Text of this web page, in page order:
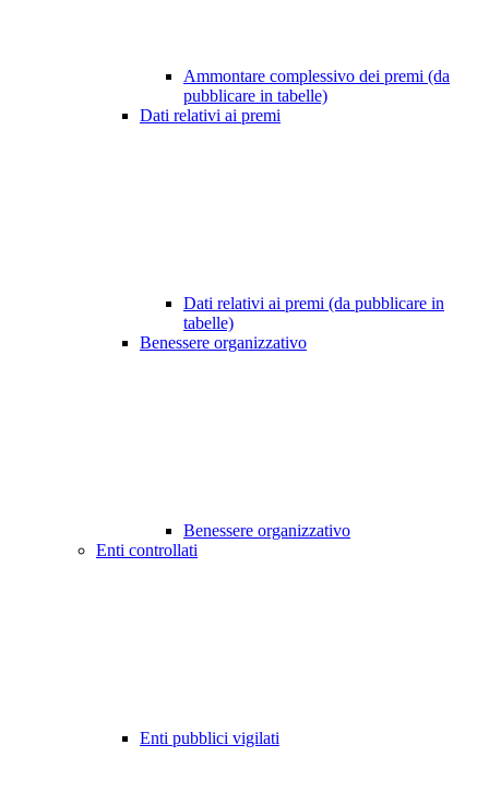
Ammontare complessivo dei premi (da
pubblicare in tabelle)
Dati relativi ai premi
Dati relativi ai premi (da pubblicare in
tabelle)
Benessere organizzativo
Benessere organizzativo
Enti controllati
Enti pubblici vigilati